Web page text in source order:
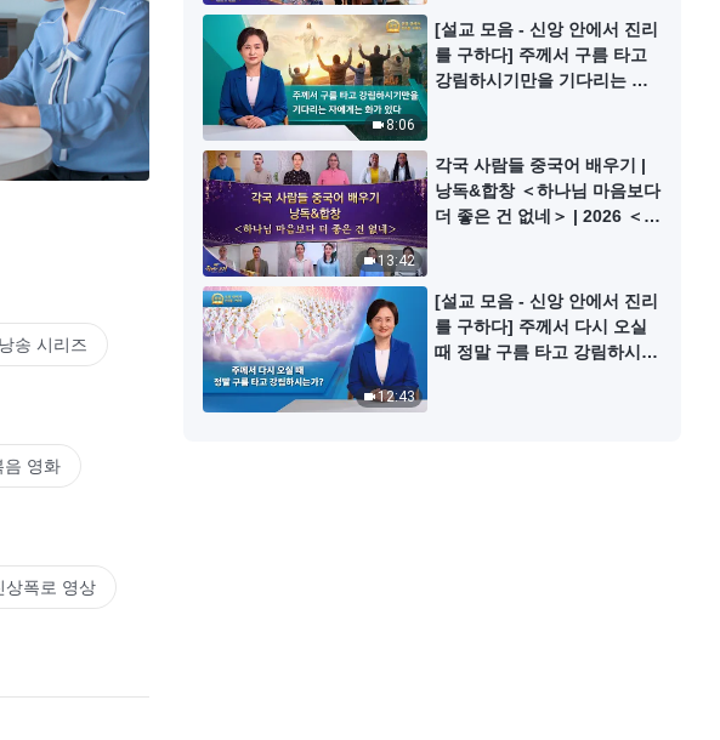
5:37
6:20
찬양 MV ＜욥의 믿음과 순종은 시
련 가운데서 승화되었다＞
8:47
찬양 MV ＜아무도 하나님이 오셨
음을 알아차리지 못했다＞
5:18
찬양 MV ＜하나님은 온 우주 위아
래에서 새 사역을 하였다＞
는 나와 적이 되
이다＞ 중에서
송 시리즈
음 영화
상폭로 영상
8:06
[설교 모음 - 신앙 안에서 진리
를 구하다] 주께서 구름 타고
강림하시기만을 기다리는 자
13:42
각국 사람들 중국어 배우기 |
낭독&합창 ＜하나님 마음보다
더 좋은 건 없네＞ | 2026 ＜찬
12:43
[설교 모음 - 신앙 안에서 진리
를 구하다] 주께서 다시 오실
때 정말 구름 타고 강림하시는